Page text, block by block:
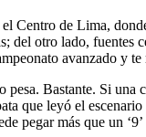
Centro de Lima,
del otro lado, fuentes
avanzado y
pesa. Bastante. Si
que leyó el
pegar más que un